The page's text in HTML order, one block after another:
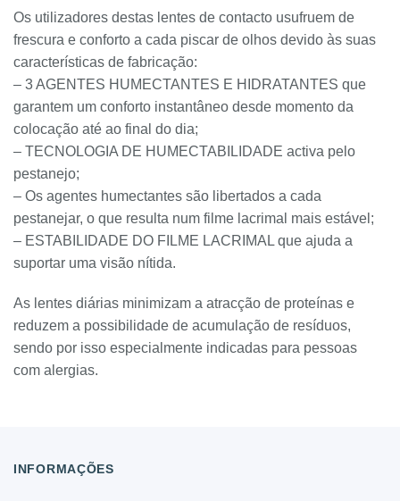
Os utilizadores destas lentes de contacto usufruem de
frescura e conforto a cada piscar de olhos devido às suas
características de fabricação:
– 3 AGENTES HUMECTANTES E HIDRATANTES que
garantem um conforto instantâneo desde momento da
colocação até ao final do dia;
– TECNOLOGIA DE HUMECTABILIDADE activa pelo
pestanejo;
– Os agentes humectantes são libertados a cada
pestanejar, o que resulta num filme lacrimal mais estável;
– ESTABILIDADE DO FILME LACRIMAL que ajuda a
suportar uma visão nítida.
As lentes diárias minimizam a atracção de proteínas e
reduzem a possibilidade de acumulação de resíduos,
sendo por isso especialmente indicadas para pessoas
com alergias.
INFORMAÇÕES